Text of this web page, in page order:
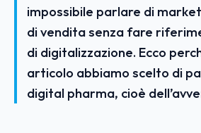
impossibile parlare di
di vendita senza fare
di digitalizzazione. Ecco
articolo abbiamo scelto di
digital pharma, cioè